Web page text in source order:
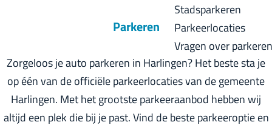
a
l
:
N
Stadsparkeren
Parkeerlocaties
Vragen over parkeren
Parkeren
Zorgeloos je auto parkeren in Harlingen? Het beste sta je
op één van de officiële parkeerlocaties van de gemeente
Harlingen. Met het grootste parkeeraanbod hebben wij
altijd een plek die bij je past. Vind de beste parkeeroptie en